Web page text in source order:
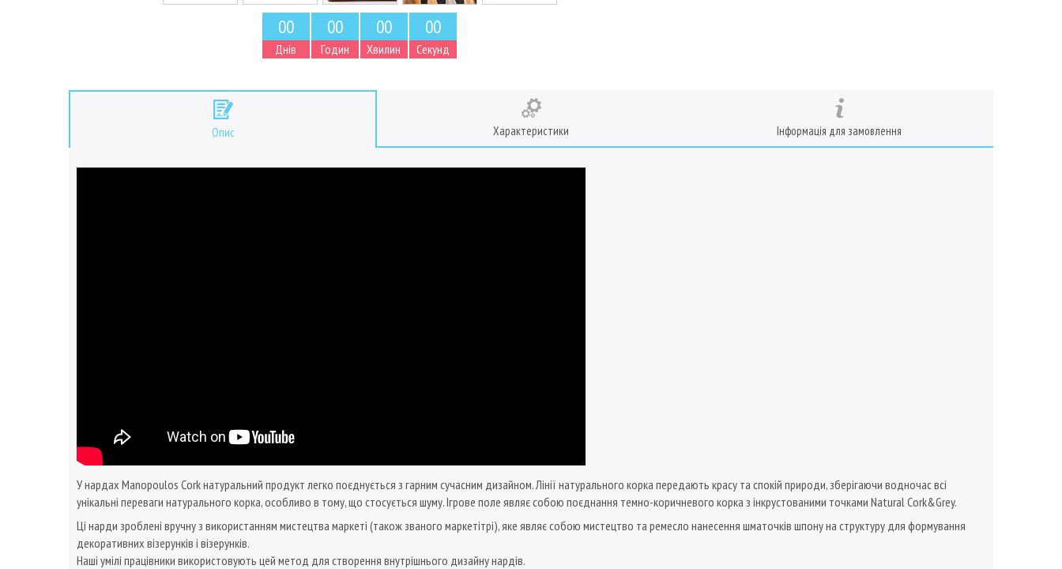
00
Днів
00
Годин
00
Хвилин
00
Секунд
Опис Характеристики Інформація для замовлення
У нардах Manopoulos Cork натуральний продукт легко поєднується з гарним сучасним дизайном. Лінії натурального корка передають красу та спокій природи, зберігаючи водночас всі
унікальні переваги натурального корка, особливо в тому, що стосується шуму. Ігрове поле являє собою поєднання темно-коричневого корка з інкрустованими точками Natural Cork&Grey.
Ці нарди зроблені вручну з використанням мистецтва маркеті (також званого маркетітрі), яке являє собою мистецтво та ремесло нанесення шматочків шпону на структуру для формування
декоративних візерунків і візерунків.
Наші умілі працівники використовують цей метод для створення внутрішнього дизайну нардів.